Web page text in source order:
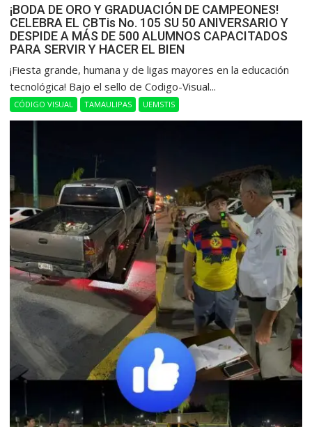
¡BODA DE ORO Y GRADUACIÓN DE CAMPEONES!
CELEBRA EL CBTis No. 105 SU 50 ANIVERSARIO Y
DESPIDE A MÁS DE 500 ALUMNOS CAPACITADOS
PARA SERVIR Y HACER EL BIEN
​¡Fiesta grande, humana y de ligas mayores en la educación
tecnológica! Bajo el sello de Codigo-Visual...
CÓDIGO VISUAL TAMAULIPAS UEMSTIS